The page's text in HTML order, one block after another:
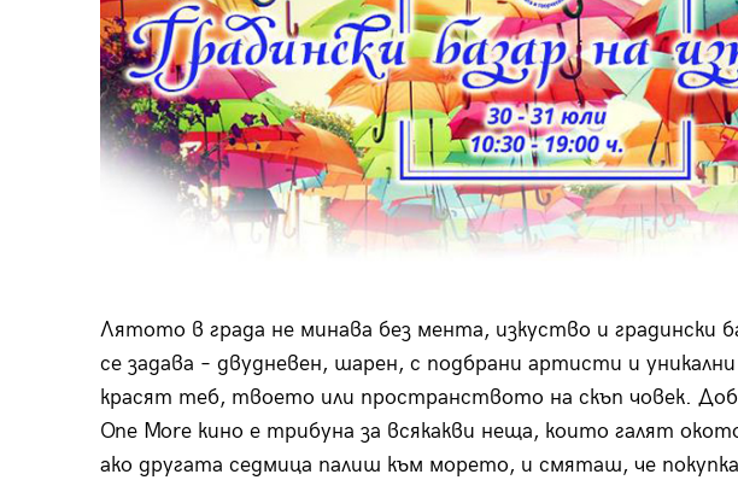
Лятото в града не минава без мента, изкуство и градински
се задава – двудневен, шарен, с подбрани артисти и
красят теб, твоето или пространството на скъп човек.
One More кино е трибуна за всякакви неща, които галят
ако другата седмица палиш към морето, и смяташ, че